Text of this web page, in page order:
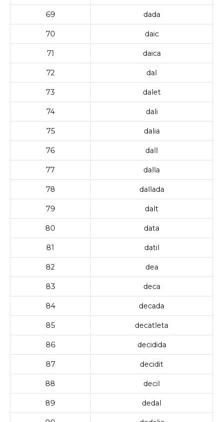
69 dada
70 daic
71 daica
72 dal
73 dalet
74 dali
75 dalia
76 dall
77 dalla
78 dallada
79 dalt
80 data
81 datil
82 dea
83 deca
84 decada
85 decatleta
86 decidida
87 decidit
88 decil
89 dedal